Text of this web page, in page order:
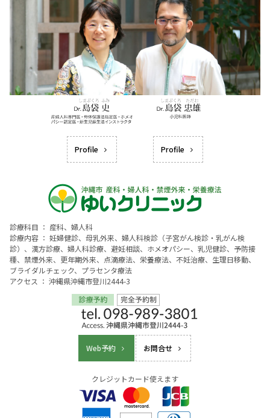
Profile Profile
診療科目 ： 産科、婦人科
診療内容 ： 妊婦健診、母乳外来、婦人科検診（子宮がん検診・乳がん検
診）、漢方診療、婦人科診療、避妊相談、ホメオパシー、乳児健診、予防接
種、禁煙外来、更年期外来、点滴療法、栄養療法、不妊治療、生理日移動、
ブライダルチェック、プラセンタ療法
アクセス ： 沖縄県沖縄市登川2444-3
Web予約 お問合せ
クレジットカード使えます